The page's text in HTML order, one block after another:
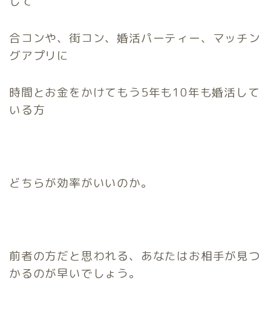
合コンや、街コン、婚活パーティー、マッチン
グアプリに
時間とお金をかけてもう5年も10年も婚活して
いる方
どちらが効率がいいのか。
前者の方だと思われる、あなたはお相手が見つ
かるのが早いでしょう。